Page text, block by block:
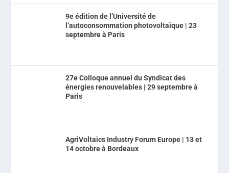
9e édition de l’Université de
l’autoconsommation photovoltaïque | 23
septembre à Paris
27e Colloque annuel du Syndicat des
énergies renouvelables | 29 septembre à
Paris
AgriVoltaics Industry Forum Europe | 13 et
14 octobre à Bordeaux